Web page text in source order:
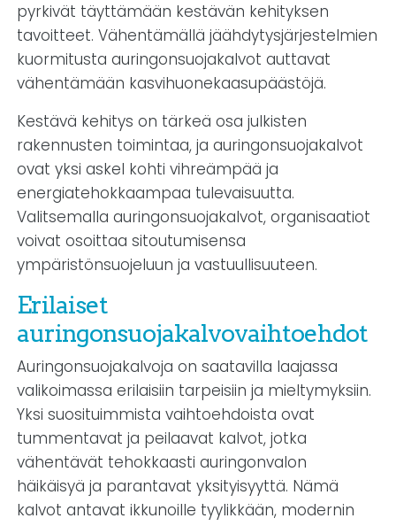
pyrkivät täyttämään kestävän kehityksen
tavoitteet. Vähentämällä jäähdytysjärjestelmien
kuormitusta auringonsuojakalvot auttavat
vähentämään kasvihuonekaasupäästöjä.
Kestävä kehitys on tärkeä osa julkisten
rakennusten toimintaa, ja auringonsuojakalvot
ovat yksi askel kohti vihreämpää ja
energiatehokkaampaa tulevaisuutta.
Valitsemalla auringonsuojakalvot, organisaatiot
voivat osoittaa sitoutumisensa
ympäristönsuojeluun ja vastuullisuuteen.
Erilaiset
auringonsuojakalvovaihtoehdot
Auringonsuojakalvoja on saatavilla laajassa
valikoimassa erilaisiin tarpeisiin ja mieltymyksiin.
Yksi suosituimmista vaihtoehdoista ovat
tummentavat ja peilaavat kalvot, jotka
vähentävät tehokkaasti auringonvalon
häikäisyä ja parantavat yksityisyyttä. Nämä
kalvot antavat ikkunoille tyylikkään, modernin